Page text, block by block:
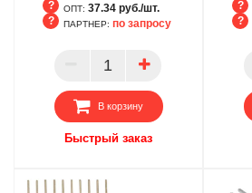
ОПТ: 37.34 руб./шт.
ПАРТНЕР
ПАРТНЕР: по запросу
В корзину
Быстрый заказ